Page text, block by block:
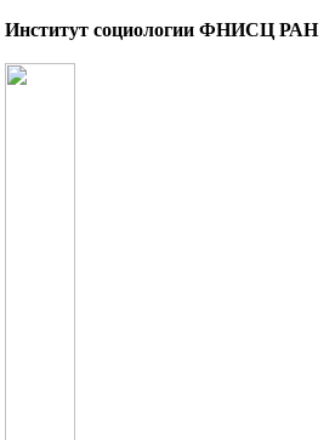
Институт социологии ФНИСЦ РАН